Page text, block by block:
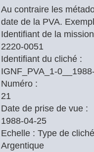
Au contraire les
date de la PVA.
Identifiant de la
2220-0051
Identifiant du cliché :
IGNF_PVA_1-
Numéro :
21
Date de prise de vue :
1988-04-25
Echelle : Type de
Argentique